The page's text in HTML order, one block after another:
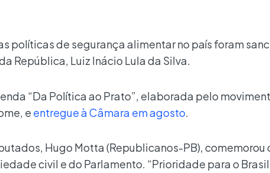
políticas de segurança alimentar no país foram
República, Luiz Inácio Lula da Silva.
“Da Política ao Prato”, elaborada pelo
e entregue à Câmara em agosto.
Hugo Motta (Republicanos-PB), comemorou
civil e do Parlamento. “Prioridade para o